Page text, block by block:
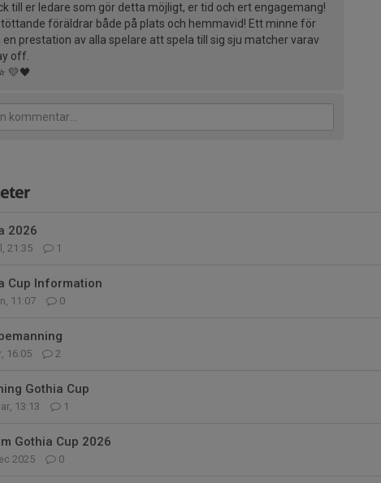
till er ledare som gör detta möjligt, er tid och ert engagemang!
föräldrar både på plats och hemmavid! Ett minne för
en prestation av alla spelare att spela till sig sju matcher varav
off.
💛🖤
2026
21:35 1
Cup Information
11:07 0
16:05 2
Gothia Cup
13:13 1
Gothia Cup 2026
2025 0